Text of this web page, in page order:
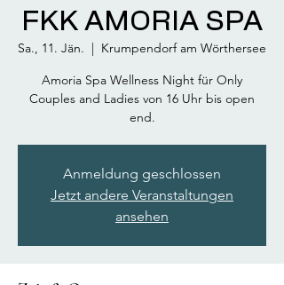
FKK AMORIA SPA
Sa., 11. Jän.
  |
Krumpendorf am Wörthersee
Amoria Spa Wellness Night für Only
Couples and Ladies von 16 Uhr bis open
end.
Anmeldung geschlossen
Jetzt andere Veranstaltungen
ansehen